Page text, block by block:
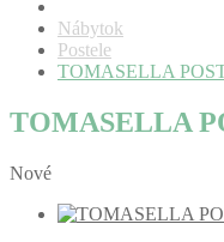
Nábytok
Postele
TOMASELLA
TOMASELLA
Nové